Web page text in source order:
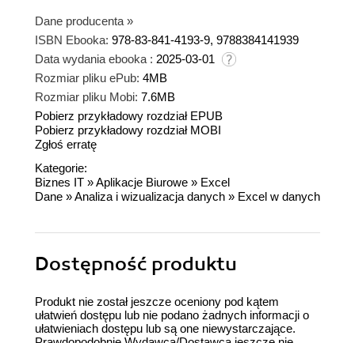
Dane producenta »
ISBN Ebooka: 978-83-841-4193-9, 9788384141939
Data wydania ebooka : 2025-03-01
Rozmiar pliku ePub: 4MB
Rozmiar pliku Mobi: 7.6MB
Pobierz przykładowy rozdział EPUB
Pobierz przykładowy rozdział MOBI
Zgłoś erratę
Kategorie:
Biznes IT »Aplikacje Biurowe » Excel
Dane »Analiza i wizualizacja danych » Excel w danych
Dostępność produktu
Produkt nie został jeszcze oceniony pod kątem
ułatwień dostępu lub nie podano żadnych informacji o
ułatwieniach dostępu lub są one niewystarczające.